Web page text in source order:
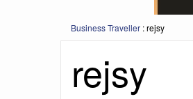
Business Traveller :rejsy
rejsy